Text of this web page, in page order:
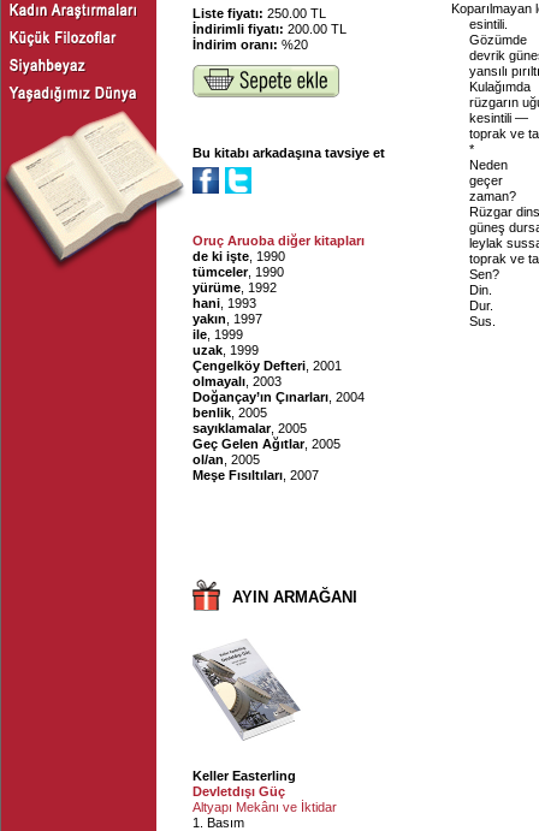
Liste fiyatı: 250.00 TL
İndirimli fiyatı: 200.00 TL
İndirim oranı: %20
Bu kitabı arkadaşına tavsiye et
Oruç Aruoba diğer kitapları
de ki işte , 1990
tümceler, 1990
yürüme , 1992
hani , 1993
yakın , 1997
ile , 1999
uzak , 1999
Çengelköy Defteri , 2001
olmayalı , 2003
Doğançay’ın Çınarları , 2004
benlik , 2005
sayıklamalar, 2005
Geç Gelen Ağıtlar, 2005
ol/an , 2005
Meşe Fısıltıları , 2007
AYIN ARMAĞANI
Keller Easterling
Devletdışı Güç
Altyapı Mekânı ve İktidar
1. Basım
Koparılmayan
esintili.
Gözümde
devrik
yansılı
Kulağımda
rüzgarın
kesintili —
toprak ve
*
Neden
geçer
zaman?
Rüzgar
güneş
leylak
toprak ve
Sen?
Din.
Dur.
Sus.